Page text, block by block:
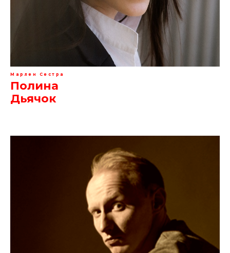
Марлен Сестра
Полина
Дьячок